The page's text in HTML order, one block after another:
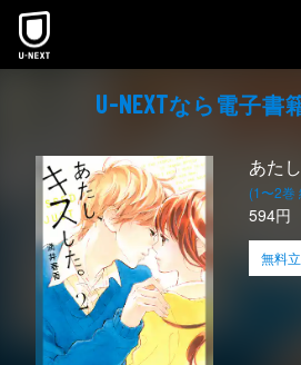
本文へスキップ
U-NEXTなら電⼦書
あた
(1〜2巻
594円
無料